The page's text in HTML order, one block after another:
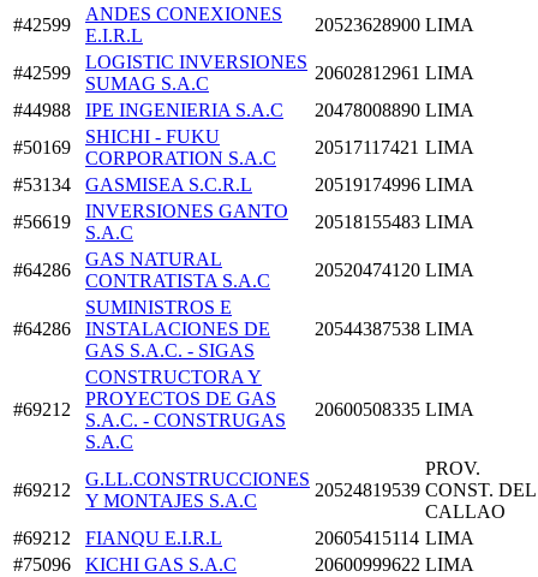
#42599
ANDES CONEXIONES
E.I.R.L
20523628900 LIMA
#42599
LOGISTIC INVERSIONES
SUMAG S.A.C
20602812961 LIMA
#44988
IPE INGENIERIA S.A.C 20478008890 LIMA
#50169
SHICHI - FUKU
CORPORATION S.A.C
20517117421 LIMA
#53134
GASMISEA S.C.R.L 20519174996 LIMA
#56619
INVERSIONES GANTO
S.A.C
20518155483 LIMA
#64286
GAS NATURAL
CONTRATISTA S.A.C
20520474120 LIMA
#64286
SUMINISTROS E
INSTALACIONES DE
GAS S.A.C. - SIGAS
20544387538 LIMA
#69212
CONSTRUCTORA Y
PROYECTOS DE GAS
S.A.C. - CONSTRUGAS
S.A.C
20600508335 LIMA
#69212
G.LL.CONSTRUCCIONES
Y MONTAJES S.A.C
20524819539
PROV.
CONST. DEL
CALLAO
#69212
FIANQU E.I.R.L 20605415114 LIMA
#75096
KICHI GAS S.A.C 20600999622 LIMA